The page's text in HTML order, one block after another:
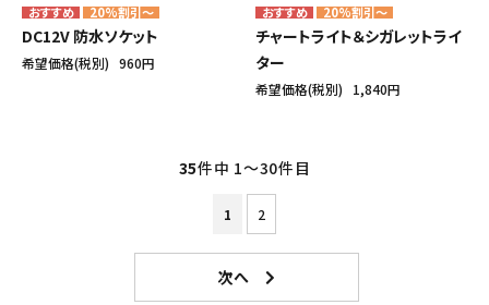
20%割引～
DC12V 防水ソケット
希望価格(税別) 960円
20%割引～
チャートライト＆シガレットライ
ター
希望価格(税別) 1,840円
35件中 1〜30件目
1 2